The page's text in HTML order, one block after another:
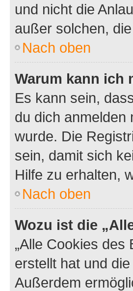
und nicht die
außer solchen,
Nach oben
Warum kann ich
Es kann sein,
du dich anmelden
wurde. Die
sein, damit sich
Hilfe zu erhalten,
Nach oben
Wozu ist die
„Alle Cookies des
erstellt hat und
Außerdem